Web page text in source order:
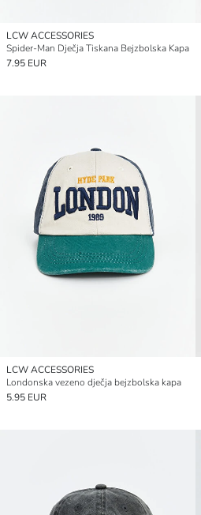
LCW ACCESSORIES
Spider-Man Dječja Tiskana Bejzbolska Kapa
7.95 EUR
LCW ACCESSORIES
Londonska vezeno dječja bejzbolska kapa
5.95 EUR